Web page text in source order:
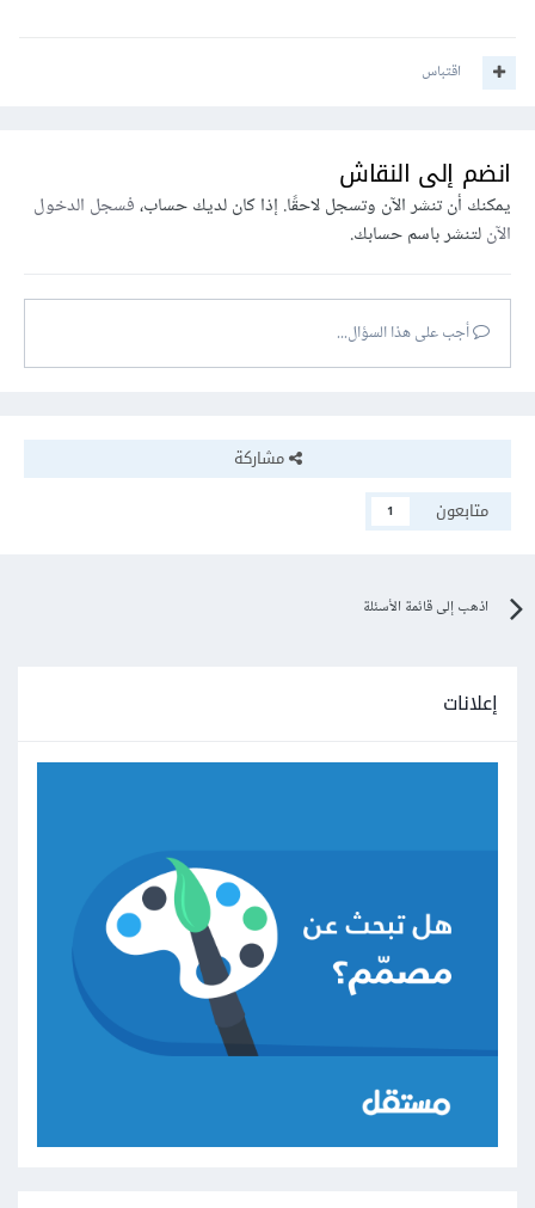
اقتباس
انضم إلى النقاش
يمكنك أن تنشر الآن وتسجل لاحقًا. إذا كان لديك حساب،فسجل الدخول
الآنلتنشر باسم حسابك.
أجب على هذا السؤال...
مشاركة
متابعون
1
اذهب إلى قائمة الأسئلة
إعلانات